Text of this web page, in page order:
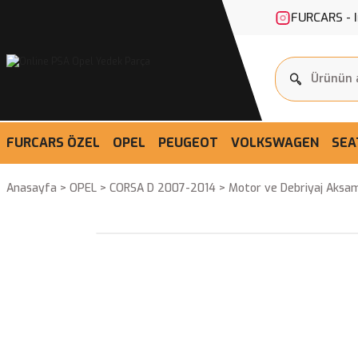
FURCARS
FURCARS ÖZEL OPEL PEUGEOT VOLKSWAGEN
Anasayfa OPEL CORSA D 2007-2014 Motor ve Debriyaj